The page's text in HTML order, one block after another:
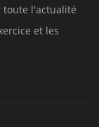
toute l'actualité
et les